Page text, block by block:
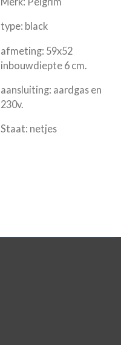
type: black
afmeting: 59x52
inbouwdiepte 6 cm.
aansluiting: aardgas en
230v.
Staat: netjes